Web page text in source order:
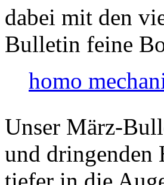
dabei mit den
Bulletin feine
homo
Unser März-
und dringenden